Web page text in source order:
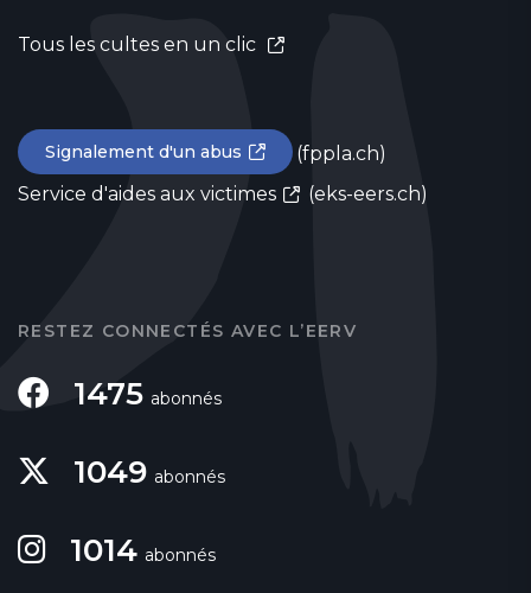
Tous les cultes en un clic
Signalement d'un abus
(fppla.ch)
Service d'aides aux victimes
(eks-eers.ch)
RESTEZ CONNECTÉS AVEC L’EERV
1475 abonnés
1049 abonnés
1014 abonnés